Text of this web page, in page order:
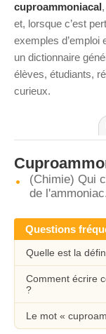
cuproammoniacal
et, lorsque c’est
exemples d’emploi
un dictionnaire
élèves, étudiants,
curieux.
(Chimie) Qui
de
Questions
Quelle est la
Comment écrire
?
Le mot «